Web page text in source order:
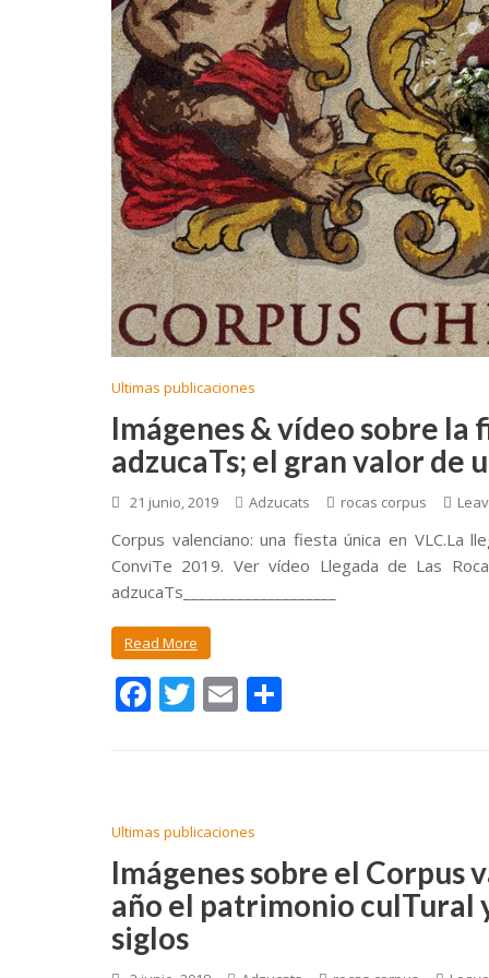
Ultimas publicaciones
Imágenes & vídeo sobre
adzucaTs; el gran valor de
21 junio, 2019 Adzucats rocas corpus
Corpus valenciano: una fiesta única en VLC.La
ConviTe 2019. Ver vídeo Llegada de Las
adzucaTs____________________
Read More
F
ac
o
o
k
T
w
E
m
ti
r
Ultimas publicaciones
Imágenes sobre el Corpus
año el patrimonio culTural
siglos